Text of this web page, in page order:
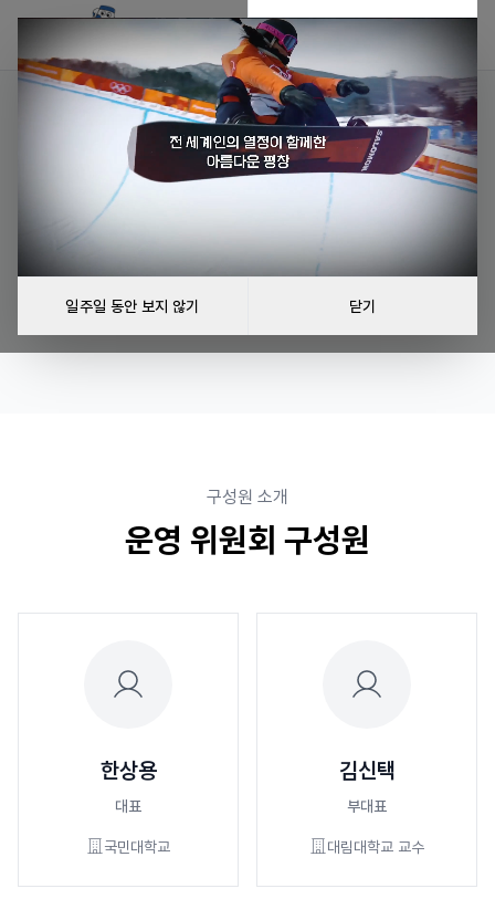
일주일 동안 보지 않기 닫기
한국로보컵협회 위원회
한국로보컵협회의 위원회는 양질의 다양한 AI·로봇 교육 제공에
뜻을 같이 하는 교육 관련 종사자와 자원봉사자들로 구성된 비영리
기관입니다.
구성원 소개
운영 위원회 구성원
한상용
대표
국민대학교
김신택
부대표
대림대학교 교수